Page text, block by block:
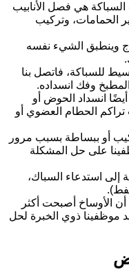
هي فصل الأنابيب
الحمامات، وتركيب
وينطبق الشيء نفسه
للسباكة، فاتصل بنا
وفك انسداده.
انسداد الحوض أو
الحطام العضوي أو
أو ببساطة بسبب مرور
على حل المشكلة
إلى استدعاء السباك،
أن الأوساخ أصبحت أكثر
موظفينا ذوي الخبرة لحل